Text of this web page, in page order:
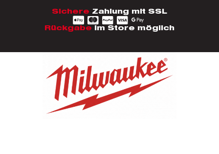
Sichere Zahlung mit SSL
Rückgabe im Store möglich